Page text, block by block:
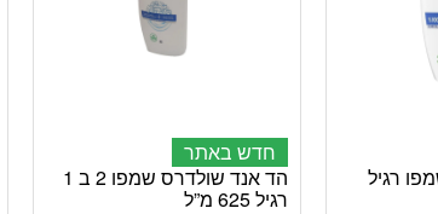
רגיל
חדש באתר
הד אנד שולדרס שמפו 2 ב 1
רגיל 625 מ”ל